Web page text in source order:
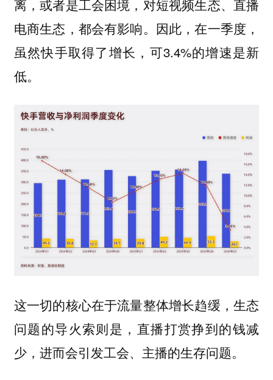
离，或者是工会困境，对短视频生态、直播
电商生态，都会有影响。因此，在一季度，
虽然快手取得了增长，可3.4%的增速是新
低。
这一切的核心在于流量整体增长趋缓，生态
问题的导火索则是，直播打赏挣到的钱减
少，进而会引发工会、主播的生存问题。